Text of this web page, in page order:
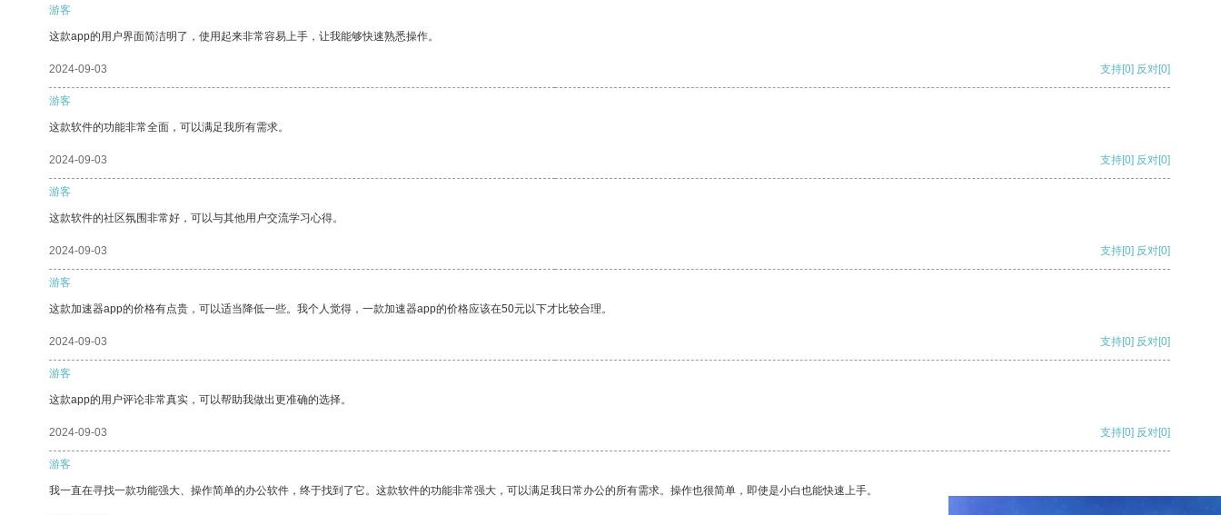
游客
这款app的用户界面简洁明了，使用起来非常容易上手，让我能够快速熟悉操作。
2024-09-03 支持[0] 反对[0]
游客
这款软件的功能非常全面，可以满足我所有需求。
2024-09-03 支持[0] 反对[0]
游客
这款软件的社区氛围非常好，可以与其他用户交流学习心得。
2024-09-03 支持[0] 反对[0]
游客
这款加速器app的价格有点贵，可以适当降低一些。我个人觉得，一款加速器app的价格应该在50元以下才比较合理。
2024-09-03 支持[0] 反对[0]
游客
这款app的用户评论非常真实，可以帮助我做出更准确的选择。
2024-09-03 支持[0] 反对[0]
游客
我一直在寻找一款功能强大、操作简单的办公软件，终于找到了它。这款软件的功能非常强大，可以满足我日常办公的所有需求。操作也很简单，即使是小白也能快速上手。